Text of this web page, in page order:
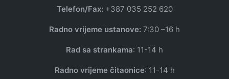
Telefon/Fax: +387 035 252 620
Radno vrijeme ustanove: 7:30 –16 h
Rad sa strankama: 11-14 h
Radno vrijeme čitaonice: 11-14 h